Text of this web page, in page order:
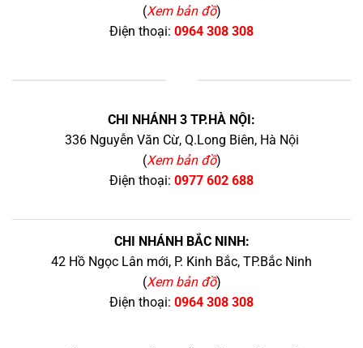
(Xem bản đồ)
Điện thoại: 0964 308 308
CHI NHÁNH 3 TP.HÀ NỘI:
336 Nguyễn Văn Cừ, Q.Long Biên, Hà Nội
(Xem bản đồ)
Điện thoại: 0977 602 688
CHI NHÁNH BẮC NINH:
42 Hồ Ngọc Lân mới, P. Kinh Bắc, TP.Bắc Ninh
(Xem bản đồ)
Điện thoại: 0964 308 308